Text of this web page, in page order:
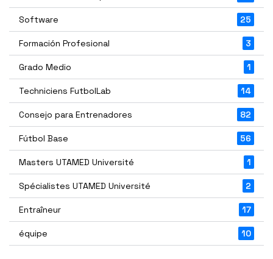
Software 25
Formación Profesional 3
Grado Medio 1
Techniciens FutbolLab 14
Consejo para Entrenadores 82
Fútbol Base 56
Masters UTAMED Université 1
Spécialistes UTAMED Université 2
Entraîneur 17
équipe 10